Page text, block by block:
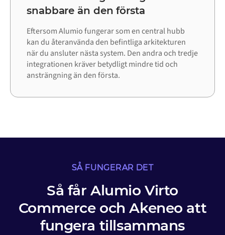
snabbare än den första
Eftersom Alumio fungerar som en central hubb
kan du återanvända den befintliga arkitekturen
när du ansluter nästa system. Den andra och tredje
integrationen kräver betydligt mindre tid och
ansträngning än den första.
SÅ FUNGERAR DET
Så får Alumio Virto
Commerce och Akeneo att
fungera tillsammans